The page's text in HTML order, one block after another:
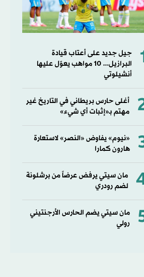
جيل جديد على أعتاب قيادة
البرازيل... 10 مواهب يعوّل عليها
أنشيلوتي
أغلى حارس بريطاني في التاريخ غير
مهتم بـ«إثبات أي شيء»
«نيوم» يفاوض «النصر» لاستعارة
هارون كمارا
مان سيتي يرفض عرضاً من برشلونة
لضم رودري
مان سيتي يضم الحارس الأرجنتيني
رولي